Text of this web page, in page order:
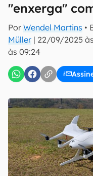
"enxerga"
Por Wendel Martins •
Müller | 22/09/2025
às 09:24
Uso e Política de